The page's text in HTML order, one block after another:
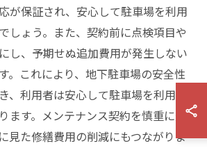
が保証され、安心して駐車場を利用
しょう。また、契約前に点検項目や
し、予期せぬ追加費用が発生しない
。これにより、地下駐車場の安全性
、利用者は安心して駐車場を利用す
ます。メンテナンス契約を慎重に選
見た修繕費用の削減にもつながりま